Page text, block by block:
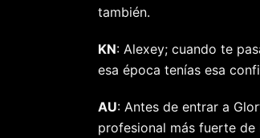
también.
KN: Alexey; cuando te
esa época tenías esa
AU: Antes de entrar a
profesional más fuerte de